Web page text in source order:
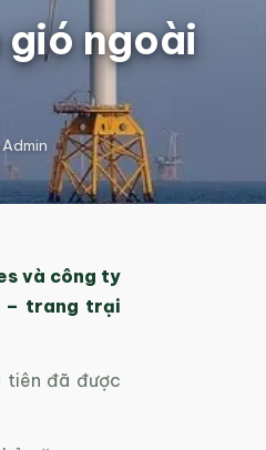
ngoài
và công ty
– trang trại
tiên đã được